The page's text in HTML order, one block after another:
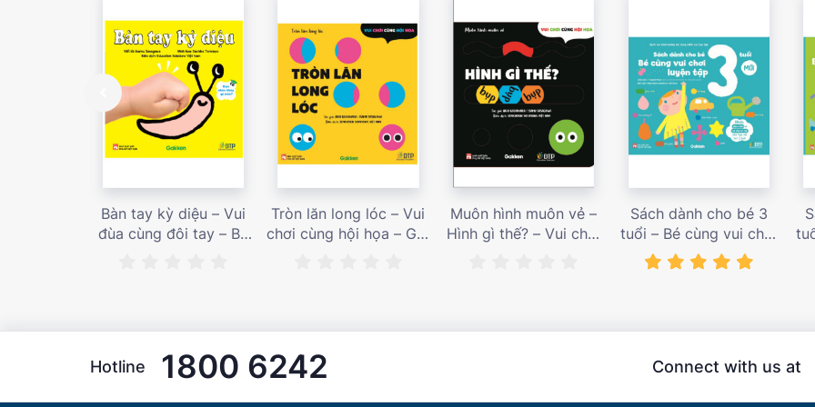
Bàn tay kỳ diệu – Vui
đùa cùng đôi tay – Bé
Tròn lăn long lóc – Vui
chơi cùng hội họa – Giá
Muôn hình muôn vẻ –
Hình gì thế? – Vui chơi
Sách dành cho bé 3
tuổi – Bé cùng vui chơi
luyện tập – Sách vui
chơi tương tác tăng
Hotline 1800 6242 Connect with us at